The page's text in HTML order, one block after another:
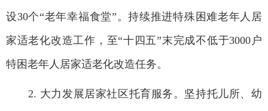
设30个“老年幸福食堂”。持续推进特殊困难老年人居
家适老化改造工作，至“十四五”末完成不低于3000户
特困老年人居家适老化改造任务。
2. 大力发展居家社区托育服务。坚持托儿所、幼